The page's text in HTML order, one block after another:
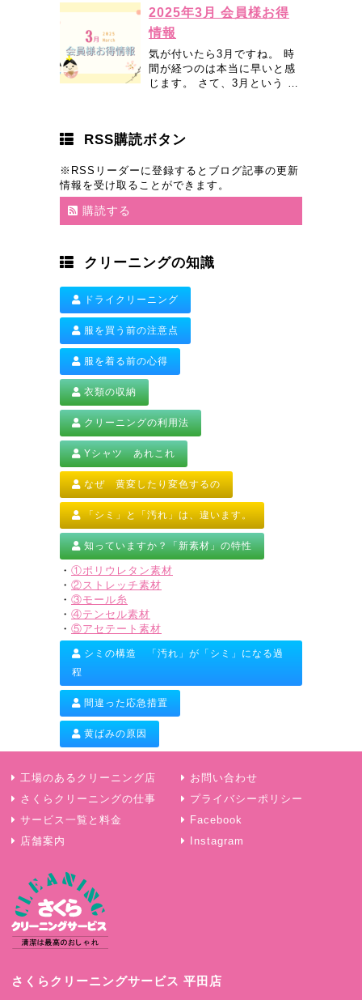
2025年3月 会員様お得
情報
気が付いたら3月ですね。 時
間が経つのは本当に早いと感
じます。 さて、3月という …
RSS購読ボタン
※RSSリーダーに登録するとブログ記事の更新
情報を受け取ることができます。
購読する
クリーニングの知識
ドライクリーニング
服を買う前の注意点
服を着る前の心得
衣類の収納
クリーニングの利用法
Yシャツ あれこれ
なぜ 黄変したり変色するの
「シミ」と「汚れ」は、違います。
知っていますか？「新素材」の特性
・ ①ポリウレタン素材
・ ②ストレッチ素材
・ ③モール糸
・ ④テンセル素材
・ ⑤アセテート素材
シミの構造 「汚れ」が「シミ」になる過
程
間違った応急措置
黄ばみの原因
工場のあるクリーニング店
さくらクリーニングの仕事
サービス一覧と料金
店舗案内
お問い合わせ
プライバシーポリシー
Facebook
Instagram
さくらクリーニングサービス 平田店